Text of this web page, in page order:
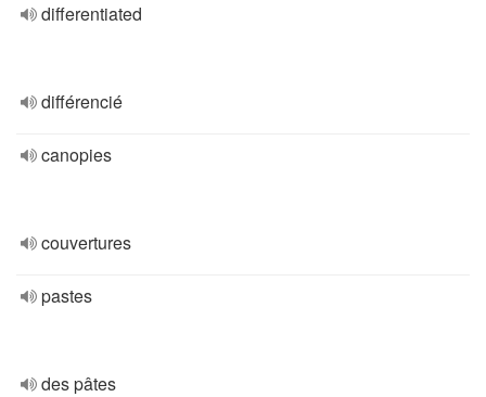
differentiated
différencié
canopies
couvertures
pastes
des pâtes